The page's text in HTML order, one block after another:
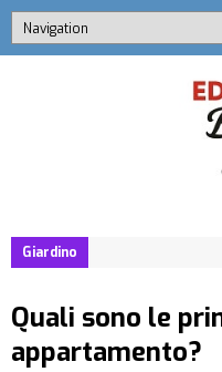
Giardino
Quali sono le
appartamento?